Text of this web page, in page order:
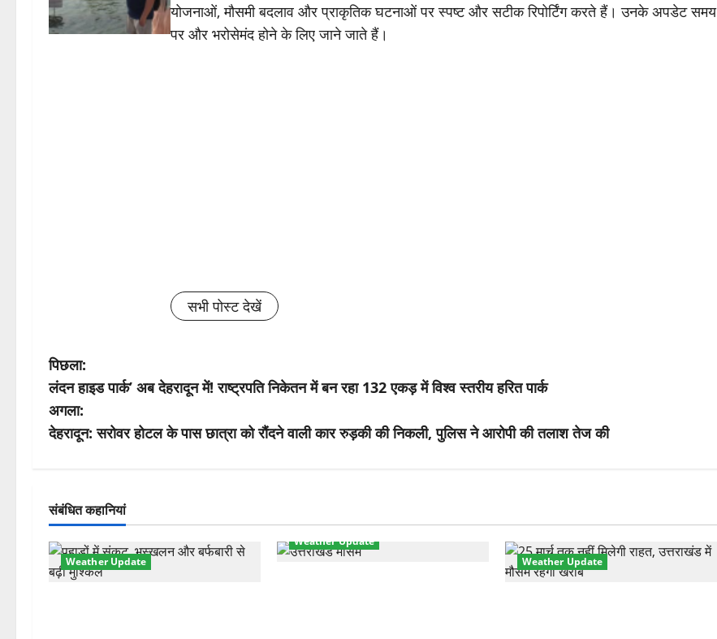
योजनाओं, मौसमी बदलाव और प्राकृतिक घटनाओं पर स्पष्ट और सटीक रिपोर्टिंग करते हैं। उनके अपडेट समय
पर और भरोसेमंद होने के लिए जाने जाते हैं।
सभी पोस्ट देखें
पो
स्ट
ने
गे
श
न
पिछला:
लंदन हाइड पार्क’ अब देहरादून में! राष्ट्रपति निकेतन में बन रहा 132 एकड़ में विश्व स्तरीय हरित पार्क
अगला:
देहरादून: सरोवर होटल के पास छात्रा को रौंदने वाली कार रुड़की की निकली, पुलिस ने आरोपी की तलाश तेज की
संबंधित कहानियां
Weather Update
Weather Update
Weather Update